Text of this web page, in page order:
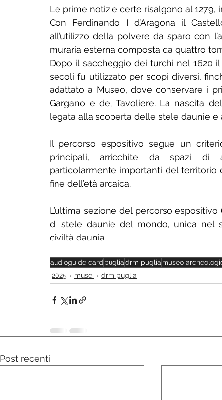
Le prime notizie certe risalgono al 1279,
Con Ferdinando I d’Aragona il
all’utilizzo della polvere da sparo con
muraria esterna composta da quattro
Dopo il saccheggio dei turchi nel 1620
secoli fu utilizzato per scopi diversi,
adattato a Museo, dove conservare i
Gargano e del Tavoliere. La nascita
legata alla scoperta delle stele daunie e
Il percorso espositivo segue un
principali, arricchite da spazi di
particolarmente importanti del territorio
fine dell’età arcaica.
L’ultima sezione del percorso
di stele daunie del mondo, unica nel
civiltà daunia.
audioguide card pugliadrm puglia museo
2025
musei drm puglia
Post recenti